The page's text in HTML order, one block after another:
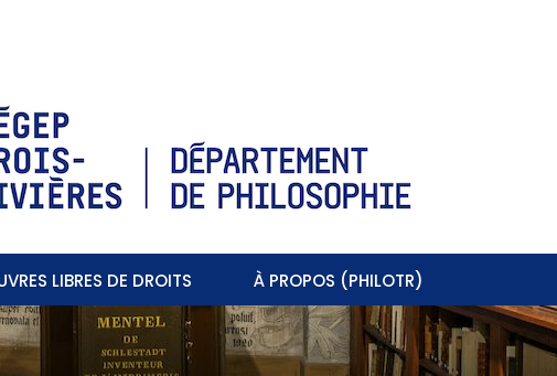
LIBRES DE DROITS À PROPOS (PHILOTR)